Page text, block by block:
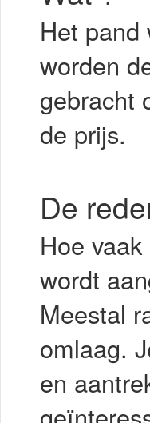
Het pand
worden
gebracht
de prijs.
De
Hoe
wordt
Meestal
omlaag.
en